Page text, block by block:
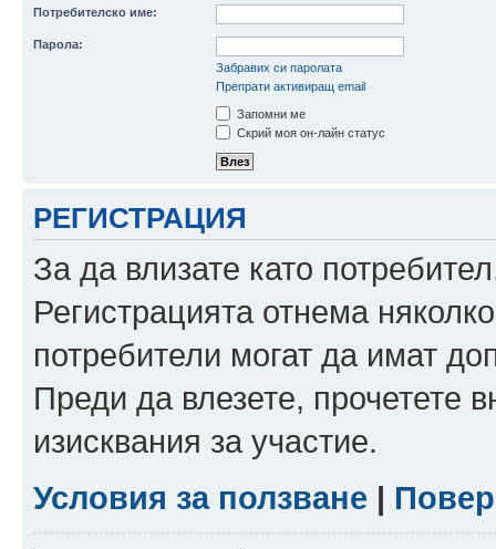
Потребителско име:
Парола:
Забравих си паролата
Препрати активиращ email
Запомни ме
Скрий моя он-лайн статус
РЕГИСТРАЦИЯ
За да влизате като
Регистрацията отнема
потребители могат да имат
Преди да влезете, прочетете
изисквания за участие.
Условия за ползване |